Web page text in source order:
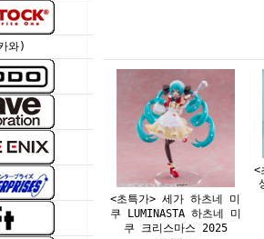
와)
<초특가> 세가 하츠네 미
쿠 LUMINASTA 하츠네 미
쿠 크리스마스 2025
<